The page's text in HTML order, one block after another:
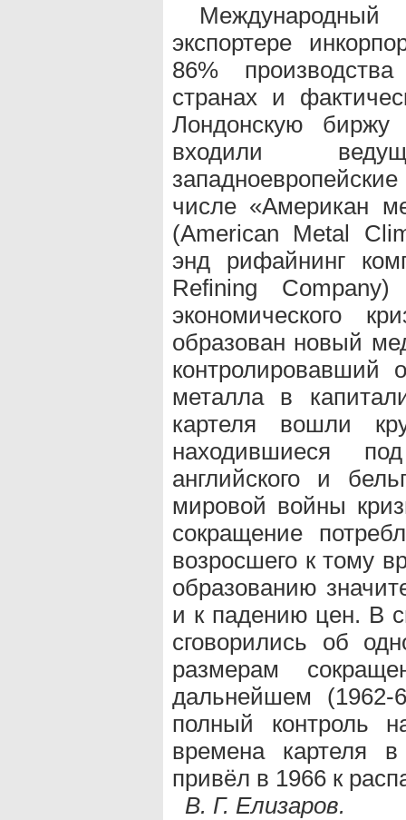
экспортере
86%
странах и
Лондонскую биржу
входили
числе «Американ
(American Metal
энд рифайнинг
Refining
экономического
образован новый
контролировавший
металла в
картеля вошли
находившиеся
английского и
мировой войны
сокращение
возросшего к тому
образованию
и к падению цен. В
сговорились об
размерам
дальнейшем
полный контроль
времена картеля
привёл в 1966 к
В. Г. Елизаров.